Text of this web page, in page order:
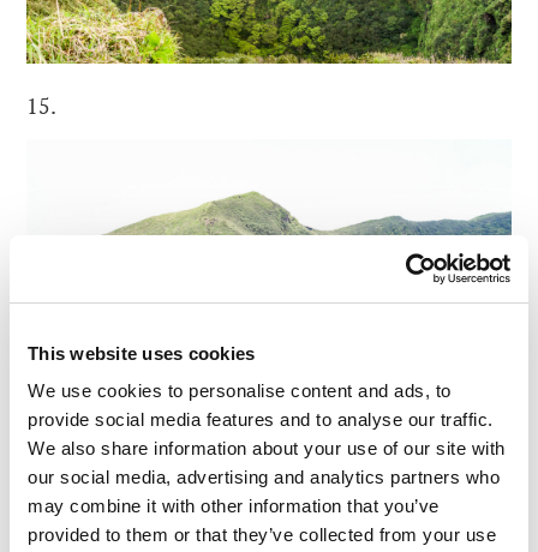
This website uses cookies
We use cookies to personalise content and ads, to
provide social media features and to analyse our traffic.
We also share information about your use of our site with
our social media, advertising and analytics partners who
may combine it with other information that you’ve
provided to them or that they’ve collected from your use
15.
16.